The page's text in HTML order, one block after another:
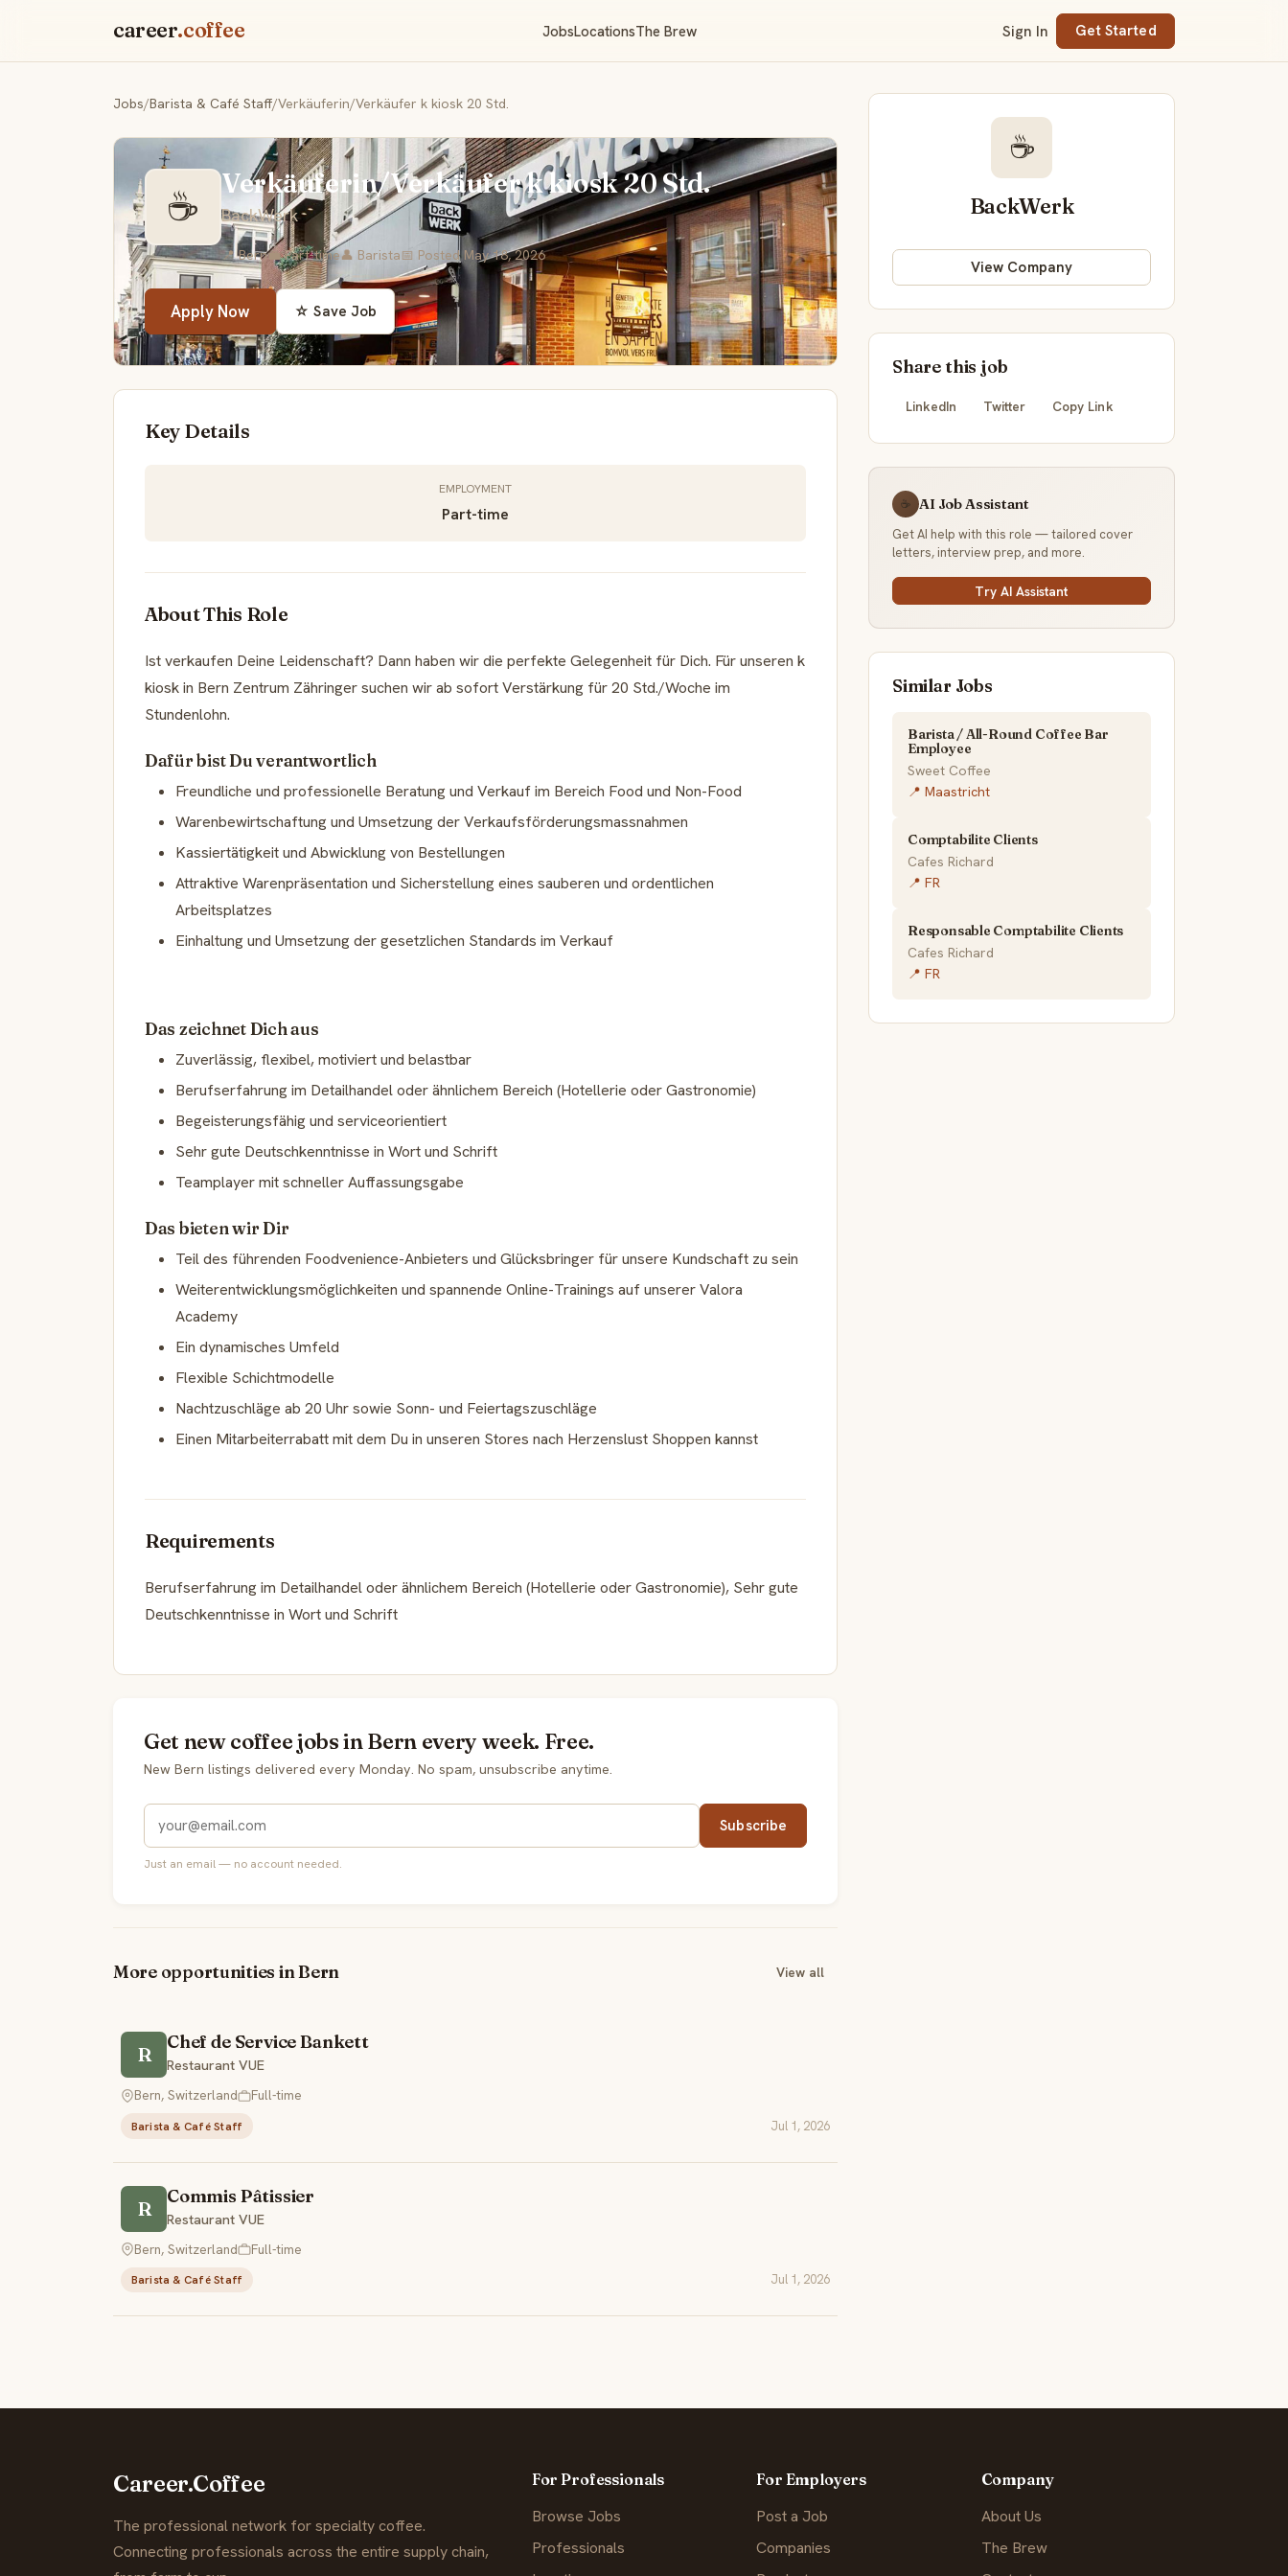
career.coffee JobsLocationsThe Brew Sign In Get Started
Jobs/Barista & Café Staff/Verkäuferin/Verkäufer k kiosk 20 Std.
☕ Verkäuferin/Verkäufer k kiosk 20 Std.
BackWerk
📍 Bern💼 Part-time👤 Barista📅 Posted May 18, 2026
Apply Now ☆ Save Job
Key Details
EMPLOYMENT
Part-time
About This Role
Ist verkaufen Deine Leidenschaft? Dann haben wir die perfekte Gelegenheit für Dich. Für unseren k
kiosk in Bern Zentrum Zähringer suchen wir ab sofort Verstärkung für 20 Std./Woche im
Stundenlohn.
Dafür bist Du verantwortlich
Freundliche und professionelle Beratung und Verkauf im Bereich Food und Non-Food
Warenbewirtschaftung und Umsetzung der Verkaufsförderungsmassnahmen
Kassiertätigkeit und Abwicklung von Bestellungen
Attraktive Warenpräsentation und Sicherstellung eines sauberen und ordentlichen
Arbeitsplatzes
Einhaltung und Umsetzung der gesetzlichen Standards im Verkauf
Das zeichnet Dich aus
Zuverlässig, flexibel, motiviert und belastbar
Berufserfahrung im Detailhandel oder ähnlichem Bereich (Hotellerie oder Gastronomie)
Begeisterungsfähig und serviceorientiert
Sehr gute Deutschkenntnisse in Wort und Schrift
Teamplayer mit schneller Auffassungsgabe
Das bieten wir Dir
Teil des führenden Foodvenience-Anbieters und Glücksbringer für unsere Kundschaft zu sein
Weiterentwicklungsmöglichkeiten und spannende Online-Trainings auf unserer Valora
Academy
Ein dynamisches Umfeld
Flexible Schichtmodelle
Nachtzuschläge ab 20 Uhr sowie Sonn- und Feiertagszuschläge
Einen Mitarbeiterrabatt mit dem Du in unseren Stores nach Herzenslust Shoppen kannst
Requirements
Berufserfahrung im Detailhandel oder ähnlichem Bereich (Hotellerie oder Gastronomie), Sehr gute
Deutschkenntnisse in Wort und Schrift
Get new coffee jobs in Bern every week. Free.
New Bern listings delivered every Monday. No spam, unsubscribe anytime.
Subscribe
Just an email — no account needed.
More opportunities in Bern View all
R
Chef de Service Bankett
Restaurant VUE
Bern, Switzerland
Full-time
Barista & Café Staff Jul 1, 2026
R
Commis Pâtissier
Restaurant VUE
Bern, Switzerland
Full-time
Barista & Café Staff Jul 1, 2026
☕
BackWerk
View Company
Share this job
LinkedIn Twitter Copy Link
☕ AI Job Assistant
Get AI help with this role — tailored cover
letters, interview prep, and more.
Try AI Assistant
Similar Jobs
Barista / All-Round Coffee Bar
Employee
Sweet Coffee
📍 Maastricht
Comptabilite Clients
Cafes Richard
📍 FR
Responsable Comptabilite Clients
Cafes Richard
📍 FR
Career.Coffee
The professional network for specialty coffee.
Connecting professionals across the entire supply chain,
For Professionals
Browse Jobs
Professionals
For Employers
Post a Job
Companies
Company
About Us
The Brew